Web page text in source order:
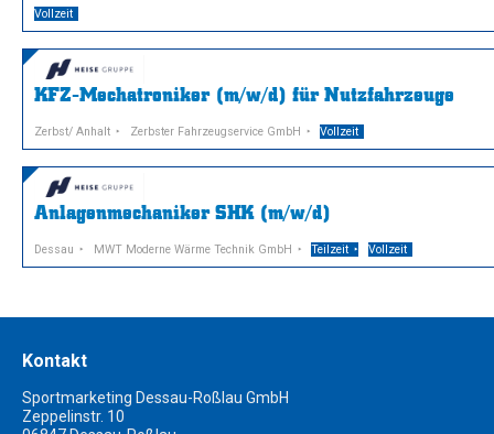
Vollzeit
KFZ-Mechatroniker (m/w/d) für Nutzfahrzeuge
Zerbst/ Anhalt Zerbster Fahrzeugservice GmbH Vollzeit
Anlagenmechaniker SHK (m/w/d)
Dessau MWT Moderne Wärme Technik GmbH Teilzeit Vollzeit
Kontakt
Sportmarketing Dessau-Roßlau GmbH
Zeppelinstr. 10